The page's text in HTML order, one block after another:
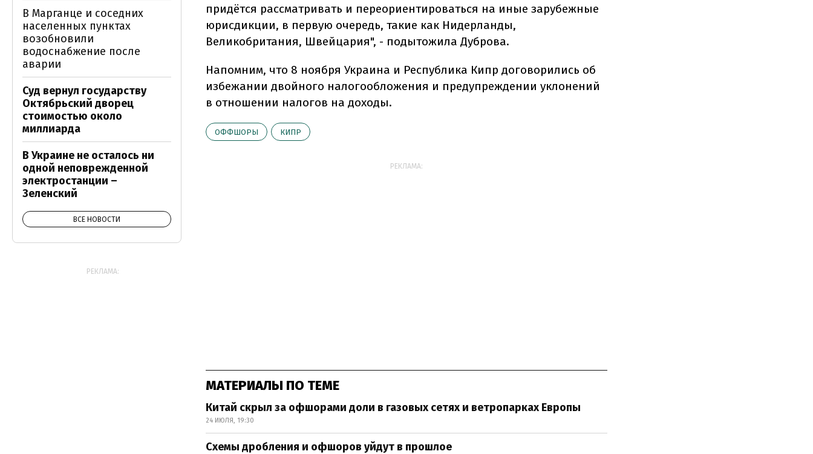
придётся рассматривать и переориентироваться на иные зарубежные
юрисдикции, в первую очередь, такие как Нидерланды,
Великобритания, Швейцария", - подытожила Дуброва.
Напомним, что 8 ноября Украина и Республика Кипр договорились об
избежании двойного налогообложения и предупреждении уклонений
в отношении налогов на доходы.
ОФФШОРЫ КИПР
РЕКЛАМА:
МАТЕРИАЛЫ ПО ТЕМЕ
Китай скрыл за офшорами доли в газовых сетях и ветропарках Европы
24 ИЮЛЯ, 19:30
Схемы дробления и офшоров уйдут в прошлое
В Марганце и соседних
населенных пунктах
возобновили
водоснабжение после
аварии
Суд вернул государству
Октябрьский дворец
стоимостью около
миллиарда
В Украине не осталось ни
одной неповрежденной
электростанции –
Зеленский
ВСЕ НОВОСТИ
РЕКЛАМА: